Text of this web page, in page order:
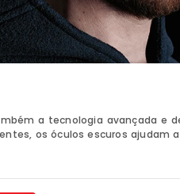
a tecnologia avançada e
os óculos escuros ajudam